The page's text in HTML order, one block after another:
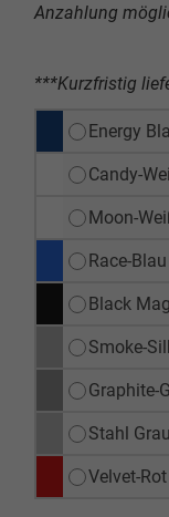
Anzahlung
***Kurzfristig
Energy
Candy-
Moon-
Race-
Black
Smoke-
Graphite-
Stahl Grau
Velvet-